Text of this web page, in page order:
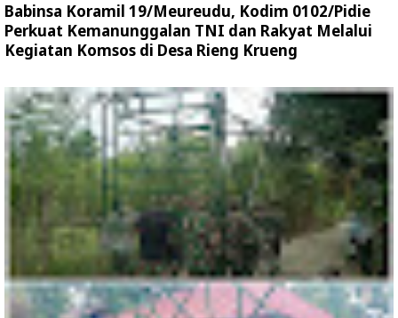
Babinsa Koramil 19/Meureudu, Kodim 0102/Pidie
Perkuat Kemanunggalan TNI dan Rakyat Melalui
Kegiatan Komsos di Desa Rieng Krueng